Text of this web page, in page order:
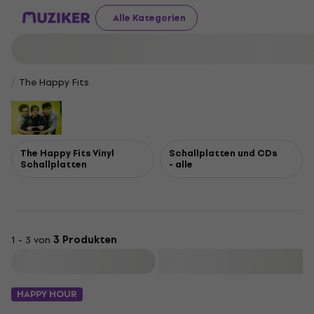
Alle Kategorien
The Happy Fits
The Happy Fits Vinyl
Schallplatten
Schallplatten und CDs
- alle
1 - 3 von 3 Produkten
HAPPY HOUR